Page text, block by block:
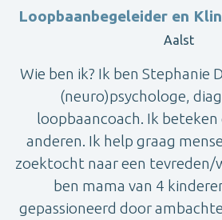
Loopbaanbegeleider en
Aalst
Wie ben ik? Ik ben Stephanie
(neuro)psychologe,
loopbaancoach. Ik
anderen. Ik help graag
zoektocht naar een tevreden/
ben mama van 4
gepassioneerd door